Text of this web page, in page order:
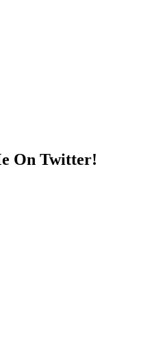
On Twitter!